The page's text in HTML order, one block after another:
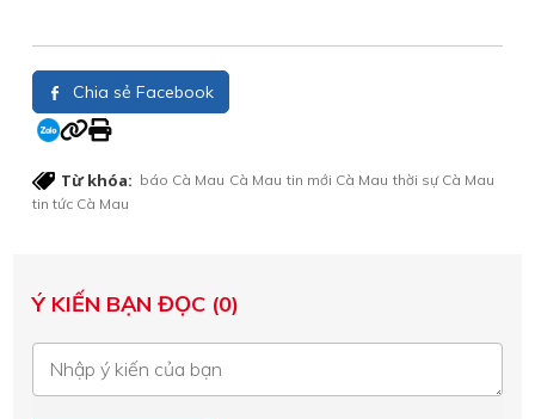
Chia sẻ Facebook
Từ khóa: báo Cà Mau Cà Mau tin mới Cà Mau thời sự Cà Mau
tin tức Cà Mau
Ý KIẾN BẠN ĐỌC (0)